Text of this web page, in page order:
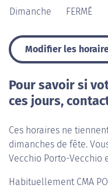
Dimanche
FERMÉ
Modifier les
Pour savoir si
ces jours,
Ces horaires ne
dimanches de fête.
Vecchio Porto-Vecchio
Habituellement CMA